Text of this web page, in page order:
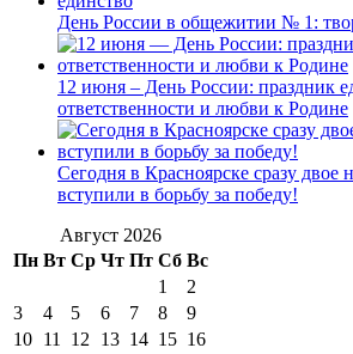
День России в общежитии № 1:
12 июня – День России: праздник
ответственности и любви к Родине
Сегодня в Красноярске сразу двое
вступили в борьбу за победу!
Август 2026
Пн Вт Ср Чт Пт Сб Вс
1
2
3
4 5 6 7 8
9
10 11 12 13 14 15 16